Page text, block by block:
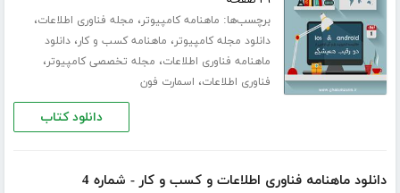
برچسب‌ها: ماهنامه کامپیوتر، مجله فناوری اطلاعات،
دانلود مجله کامپیوتر، ماهنامه کسب و کار،دانلود
ماهنامه فناوری اطلاعات، مجله تخصصی کامپیوتر،
فناوری اطلاعات، اسمارت فون
دانلود کتاب
دانلود ماهنامه فناوری اطلاعات و کسب و کار - شماره 4